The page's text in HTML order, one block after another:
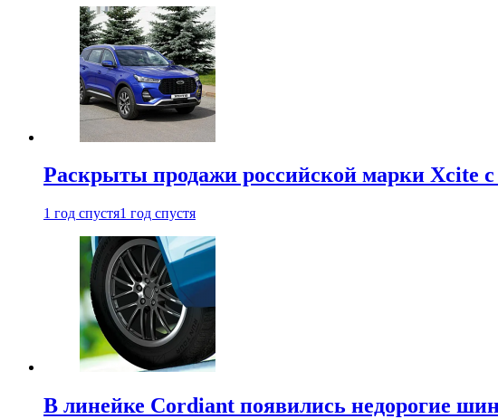
Раскрыты продажи российской марки Xcite с
1 год спустя1 год спустя
В линейке Cordiant появились недорогие